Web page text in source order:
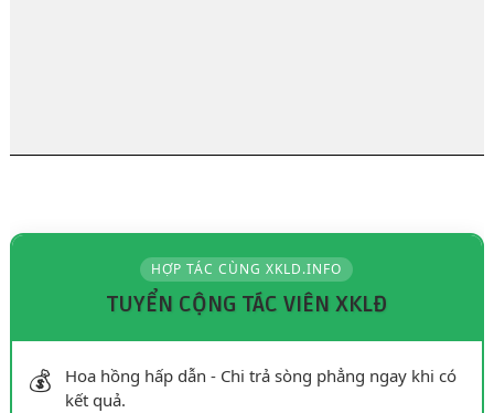
HỢP TÁC CÙNG XKLD.INFO
TUYỂN CỘNG TÁC VIÊN XKLĐ
💰
Hoa hồng hấp dẫn - Chi trả sòng phẳng ngay khi có
kết quả.